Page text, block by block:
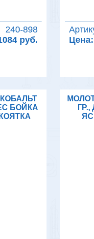
240-898
руб.
Цена:
БОЙКА